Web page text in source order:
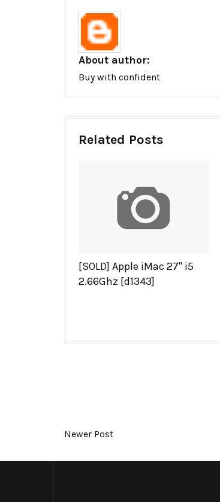
About author:
Buy with confident
Related Posts
[SOLD] Apple iMac 27'' i5
2.66Ghz [d1343]
Newer Post